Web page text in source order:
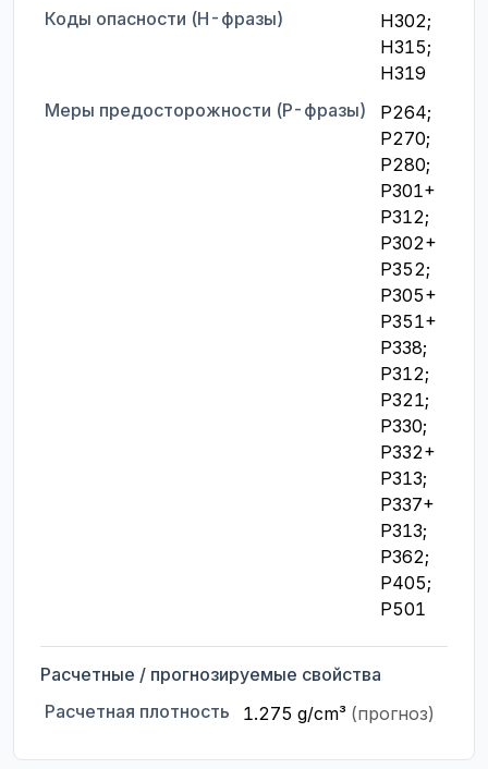
Коды опасности (H-фразы)
H302;
H315;
H319
Меры предосторожности (P-фразы)
P264;
P270;
P280;
P301+
P312;
P302+
P352;
P305+
P351+
P338;
P312;
P321;
P330;
P332+
P313;
P337+
P313;
P362;
P405;
P501
Расчетные / прогнозируемые свойства
Расчетная плотность
1.275 g/cm³ (прогноз)